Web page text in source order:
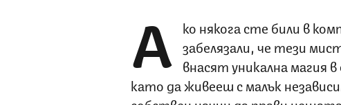
А ко някога сте били в
забелязали, че тези
внасят уникална магия
като да живееш с малък